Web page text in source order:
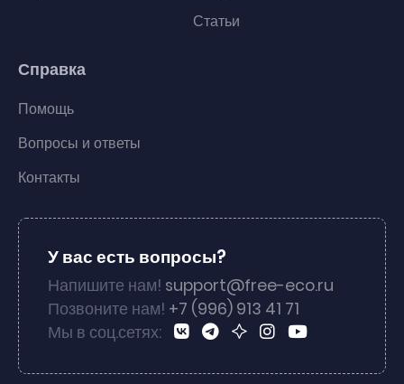
Статьи
Справка
Помощь
Вопросы и ответы
Контакты
У вас есть вопросы?
Напишите нам! support@free-eco.ru
Позвоните нам! +7 (996) 913 41 71
Мы в соц.сетях: